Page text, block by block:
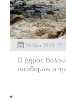
26 Οκτ 2023,
Ο Δήμος Βόλου
υποδομών στην